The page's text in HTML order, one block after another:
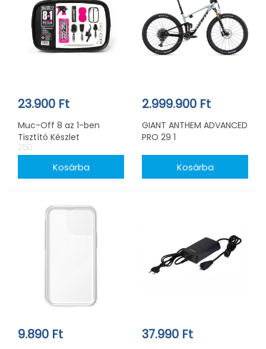
23.900 Ft
Muc-Off 8 az 1-ben
Tisztító Készlet
250
2.999.900 Ft
GIANT ANTHEM ADVANCED
PRO 29 1
9.890 Ft 37.990 Ft